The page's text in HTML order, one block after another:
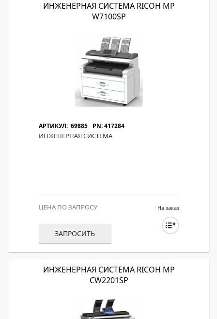
ИНЖЕНЕРНАЯ СИСТЕМА RICOH MP
W7100SP
АРТИКУЛ: 69885 PN: 417284
ИНЖЕНЕРНАЯ СИСТЕМА
ЦЕНА ПО ЗАПРОСУ На заказ
ЗАПРОСИТЬ
ИНЖЕНЕРНАЯ СИСТЕМА RICOH MP
CW2201SP